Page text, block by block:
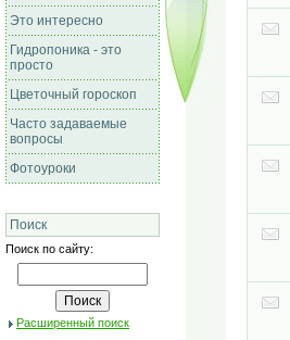
Это интересно
Гидропоника - это
просто
Цветочный гороскоп
Часто задаваемые
вопросы
Фотоуроки
Поиск
Поиск по сайту:
Расширенный поиск